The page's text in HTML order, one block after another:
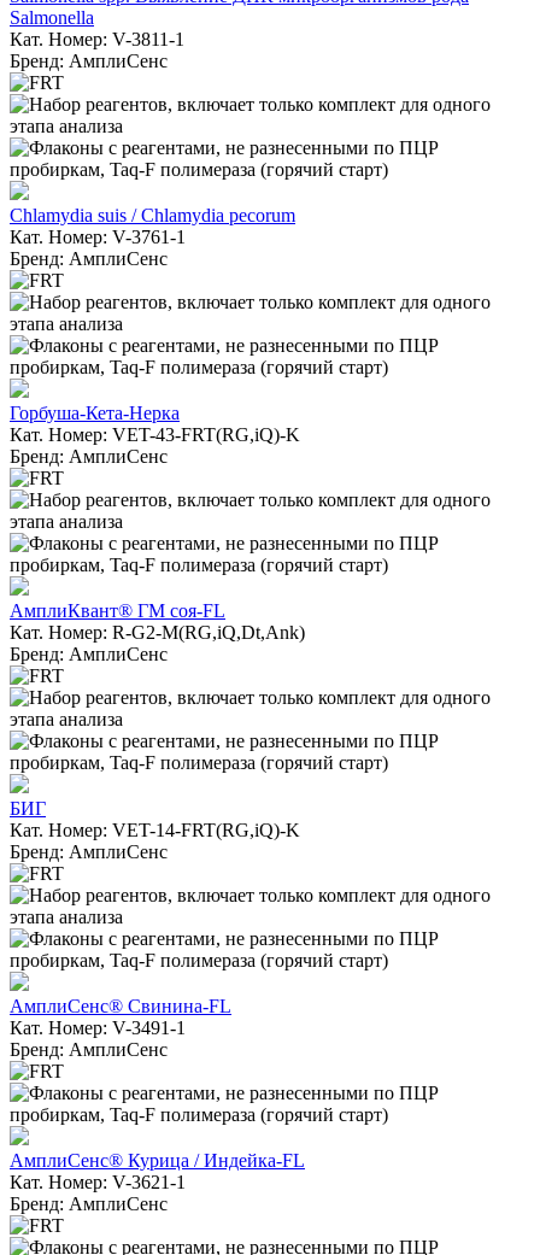
Salmonella
Кат. Номер: V-3811-1
Бренд: АмплиСенс
Chlamydia suis / Chlamydia pecorum
Кат. Номер: V-3761-1
Бренд: АмплиСенс
Горбуша-Кета-Нерка
Кат. Номер: VET-43-FRT(RG,iQ)-K
Бренд: АмплиСенс
АмплиКвант® ГМ соя-FL
Кат. Номер: R-G2-M(RG,iQ,Dt,Ank)
Бренд: АмплиСенс
БИГ
Кат. Номер: VET-14-FRT(RG,iQ)-K
Бренд: АмплиСенс
АмплиСенс® Свинина-FL
Кат. Номер: V-3491-1
Бренд: АмплиСенс
АмплиСенс® Курица / Индейка-FL
Кат. Номер: V-3621-1
Бренд: АмплиСенс